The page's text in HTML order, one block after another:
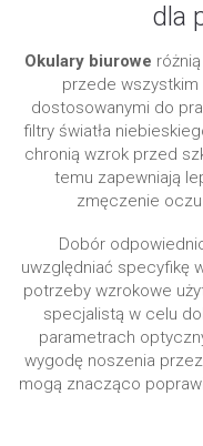
dla
Okulary biurowe
przede
dostosowanymi do
filtry światła
chronią wzrok przed
temu zapewniają
zmęczenie oczu
Dobór
uwzględniać specyfikę
potrzeby wzrokowe
specjalistą w celu
parametrach
wygodę noszenia
mogą znacząco